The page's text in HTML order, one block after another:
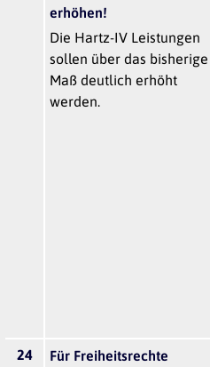
erhöhen!
Die Hartz-IV Leistungen
sollen über das bisherige
Maß deutlich erhöht
werden.
24
Für Freiheitsrechte